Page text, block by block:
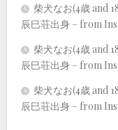
柴犬なお(4歳 and
辰巳荘出身 – from
柴犬なお(4歳 and
辰巳荘出身 – from
柴犬なお(4歳 and
辰巳荘出身 – from